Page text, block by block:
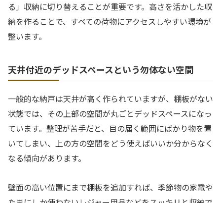
る」収納に切り替えることが重要です。高さを活かした収
納を作ることで、すべての荷物にアクセスしやすい環境が
整います。
天井付近のデッドスペースという勿体ない空間
一般的な納戸は天井が高く作られていますが、棚板がない
状態では、その上部の空間が丸ごとデッドスペースになっ
ています。整理が苦手だと、目の届く範囲にばかり物を置
いてしまい、上の方の空間をどう使えばいいか分からなく
なる傾向があります。
壁面の高い位置にまで棚板を追加すれば、季節物の家電や